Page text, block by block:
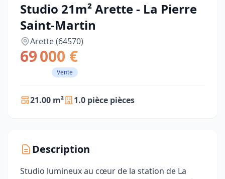
Studio 21m² Arette - La Pierre
Saint-Martin
Arette (64570)
69 000 €
Vente
21.00 m² 1.0 pièce pièces
Description
Studio lumineux au cœur de la station de La